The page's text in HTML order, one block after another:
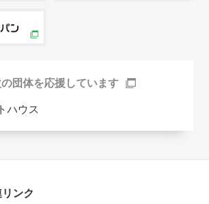
の団体を応援しています
ハウス
ンク